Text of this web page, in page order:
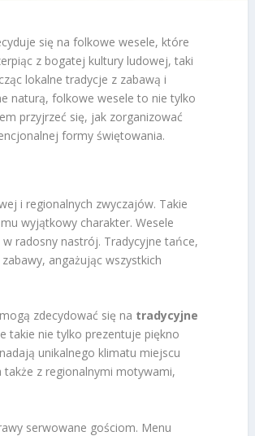
się na folkowe wesele, które
z bogatej kultury ludowej, taki
lokalne tradycje z zabawą i
naturą, folkowe wesele to nie tylko
przyjrzeć się, jak zorganizować
formy świętowania.
i regionalnych zwyczajów. Takie
wyjątkowy charakter. Wesele
radosny nastrój. Tradycyjne tańce,
angażując wszystkich
zdecydować się na tradycyjne
takie nie tylko prezentuje piękno
unikalnego klimatu miejscu
z regionalnymi motywami,
serwowane gościom. Menu